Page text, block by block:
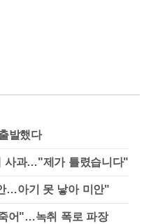
발했다
사과…"제가 틀렸습니다"
…아기 못 낳아 미안"
어"…녹취 폭로 파장